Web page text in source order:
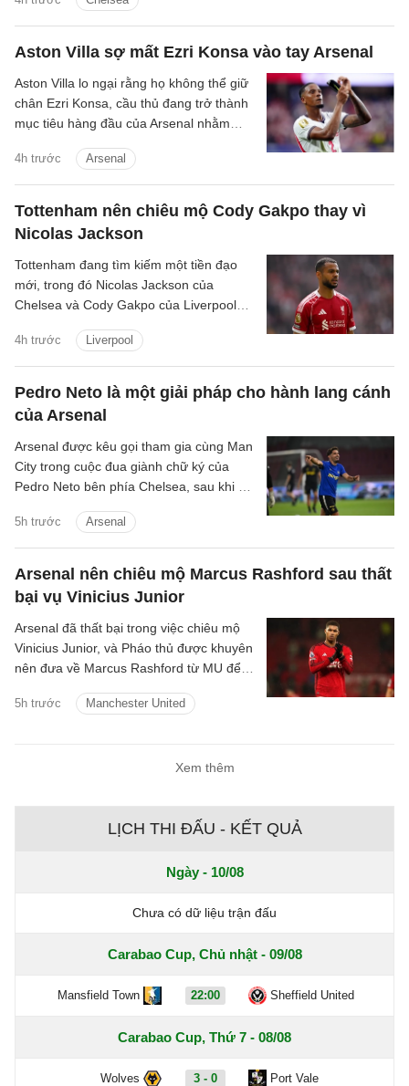
Aston Villa sợ mất Ezri Konsa vào tay Arsenal
4h trước Arsenal
Aston Villa lo ngại rằng họ không thể giữ
chân Ezri Konsa, cầu thủ đang trở thành
mục tiêu hàng đầu của Arsenal nhằm
Tottenham nên chiêu mộ Cody Gakpo thay vì
Nicolas Jackson
4h trước Liverpool
Tottenham đang tìm kiếm một tiền đạo
mới, trong đó Nicolas Jackson của
Chelsea và Cody Gakpo của Liverpool
của họ.
Pedro Neto là một giải pháp cho hành lang cánh
của Arsenal
5h trước Arsenal
Arsenal được kêu gọi tham gia cùng Man
City trong cuộc đua giành chữ ký của
Pedro Neto bên phía Chelsea, sau khi bỏ
Arsenal nên chiêu mộ Marcus Rashford sau thất
bại vụ Vinicius Junior
5h trước Manchester United
Arsenal đã thất bại trong việc chiêu mộ
Vinicius Junior, và Pháo thủ được khuyên
nên đưa về Marcus Rashford từ MU để
Xem thêm
LỊCH THI ĐẤU - KẾT QUẢ
Ngày - 10/08
Chưa có dữ liệu trận đấu
Carabao Cup, Chủ nhật - 09/08
Mansfield Town 22:00 Sheffield United
Carabao Cup, Thứ 7 - 08/08
Wolves 3 - 0 Port Vale